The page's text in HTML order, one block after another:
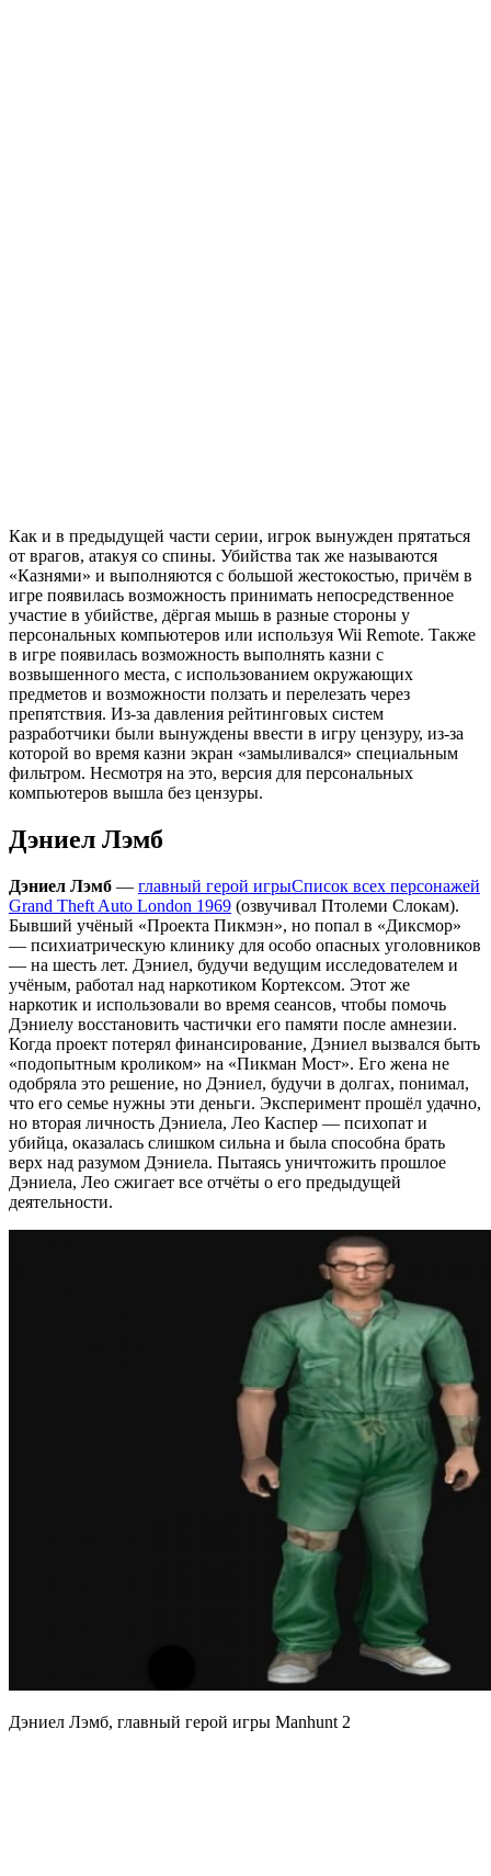
Как и в предыдущей части серии, игрок вынужден прятаться
от врагов, атакуя со спины. Убийства так же называются
«Казнями» и выполняются с большой жестокостью, причём в
игре появилась возможность принимать непосредственное
участие в убийстве, дёргая мышь в разные стороны у
персональных компьютеров или используя Wii Remote. Также
в игре появилась возможность выполнять казни с
возвышенного места, с использованием окружающих
предметов и возможности ползать и перелезать через
препятствия. Из-за давления рейтинговых систем
разработчики были вынуждены ввести в игру цензуру, из-за
которой во время казни экран «замыливался» специальным
фильтром. Несмотря на это, версия для персональных
компьютеров вышла без цензуры.
Дэниел Лэмб
Дэниел Лэмб — главный герой игрыСписок всех персонажей
Grand Theft Auto London 1969 (озвучивал Птолеми Слокам).
Бывший учёный «Проекта Пикмэн», но попал в «Диксмор»
— психиатрическую клинику для особо опасных уголовников
— на шесть лет. Дэниел, будучи ведущим исследователем и
учёным, работал над наркотиком Кортексом. Этот же
наркотик и использовали во время сеансов, чтобы помочь
Дэниелу восстановить частички его памяти после амнезии.
Когда проект потерял финансирование, Дэниел вызвался быть
«подопытным кроликом» на «Пикман Мост». Его жена не
одобряла это решение, но Дэниел, будучи в долгах, понимал,
что его семье нужны эти деньги. Эксперимент прошёл удачно,
но вторая личность Дэниела, Лео Каспер — психопат и
убийца, оказалась слишком сильна и была способна брать
верх над разумом Дэниела. Пытаясь уничтожить прошлое
Дэниела, Лео сжигает все отчёты о его предыдущей
деятельности.
Дэниел Лэмб, главный герой игры Manhunt 2